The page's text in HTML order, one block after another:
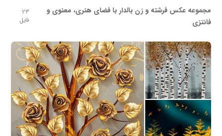
مجموعه عکس فرشته و زن بالدار با فضای هنری، معنوی و
فانتزی
23
فایل